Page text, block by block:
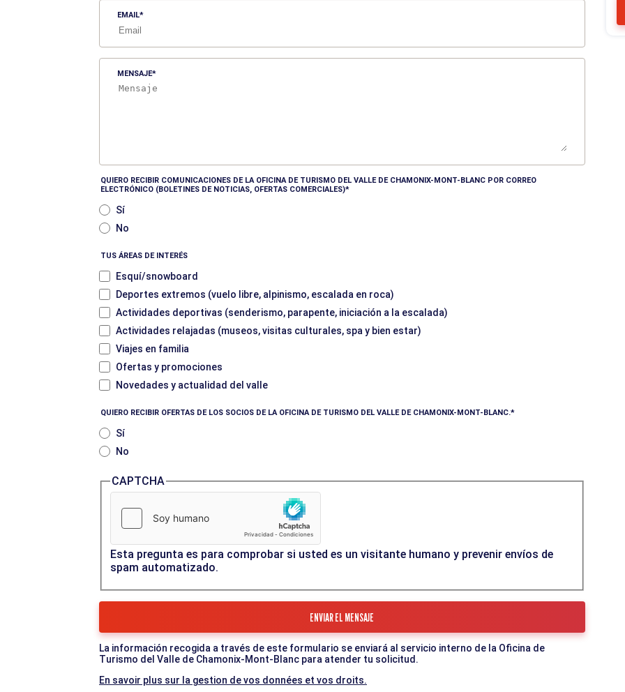
EMAIL
MENSAJE
QUIERO RECIBIR COMUNICACIONES DE LA OFICINA DE TURISMO DEL VALLE DE CHAMONIX-MONT-BLANC POR CORREO
ELECTRÓNICO (BOLETINES DE NOTICIAS, OFERTAS COMERCIALES)
Sí
No
TUS ÁREAS DE INTERÉS
Esquí/snowboard
Deportes extremos (vuelo libre, alpinismo, escalada en roca)
Actividades deportivas (senderismo, parapente, iniciación a la escalada)
Actividades relajadas (museos, visitas culturales, spa y bien estar)
Viajes en familia
Ofertas y promociones
Novedades y actualidad del valle
QUIERO RECIBIR OFERTAS DE LOS SOCIOS DE LA OFICINA DE TURISMO DEL VALLE DE CHAMONIX-MONT-BLANC.
Sí
No
CAPTCHA
Esta pregunta es para comprobar si usted es un visitante humano y prevenir envíos de
spam automatizado.
La información recogida a través de este formulario se enviará al servicio interno de la Oficina de
Turismo del Valle de Chamonix-Mont-Blanc para atender tu solicitud.
En savoir plus sur la gestion de vos données et vos droits.